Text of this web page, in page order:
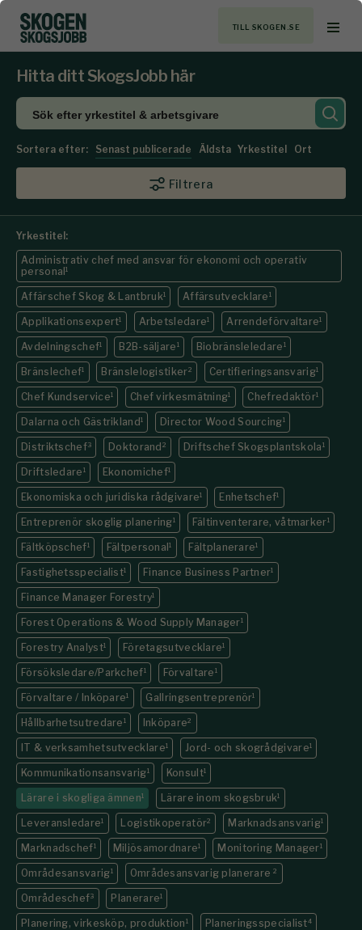
TILL SKOGEN.SE
Hitta ditt SkogsJobb här
Sortera efter: Senast publicerade Äldsta Yrkestitel Ort
Filtrera
Yrkestitel:
Administrativ chef med ansvar för ekonomi och operativ
personal1
Affärschef Skog & Lantbruk1 Affärsutvecklare 1
Applikationsexpert1 Arbetsledare1 Arrendeförvaltare1
Avdelningschef1 B2B-säljare 1 Biobränsleledare 1
Bränslechef1 Bränslelogistiker2 Certifieringsansvarig1
Chef Kundservice1 Chef virkesmätning1 Chefredaktör1
Dalarna och Gästrikland 1 Director Wood Sourcing1
Distriktschef3 Doktorand 2 Driftschef Skogsplantskola 1
Driftsledare 1 Ekonomichef1
Ekonomiska och juridiska rådgivare1 Enhetschef1
Entreprenör skoglig planering1 Fältinventerare, våtmarker1
Fältköpschef1 Fältpersonal1 Fältplanerare1
Fastighets­specialist1 Finance Business Partner1
Finance Manager Forestry1
Forest Operations & Wood Supply Manager1
Forestry Analyst1 Företagsutvecklare1
Försöksledare/Parkchef1 Förvaltare 1
Förvaltare / Inköpare1 Gallringsentreprenör1
Hållbarhetsutredare 1 Inköpare2
IT & verksamhetsutvecklare1 Jord- och skogrådgivare1
Kommunikations­ansvarig1 Konsult1
Lärare i skogliga ämnen1 Lärare inom skogsbruk1
Leveransledare1 Logistikoperatör2 Marknadsansvarig1
Marknadschef1 Miljösamordnare1 Monitoring Manager1
Områdesansvarig1 Områdesansvarig planerare2
Områdeschef3 Planerare1
Planering, virkesköp, produktion 1 Planeringsspecialist4